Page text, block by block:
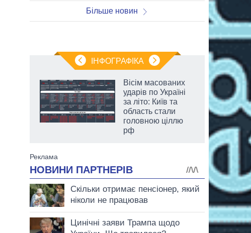
Більше новин
ІНФОГРАФІКА
Вісім масованих
ударів по Україні
за літо: Київ та
область стали
головною ціллю
рф